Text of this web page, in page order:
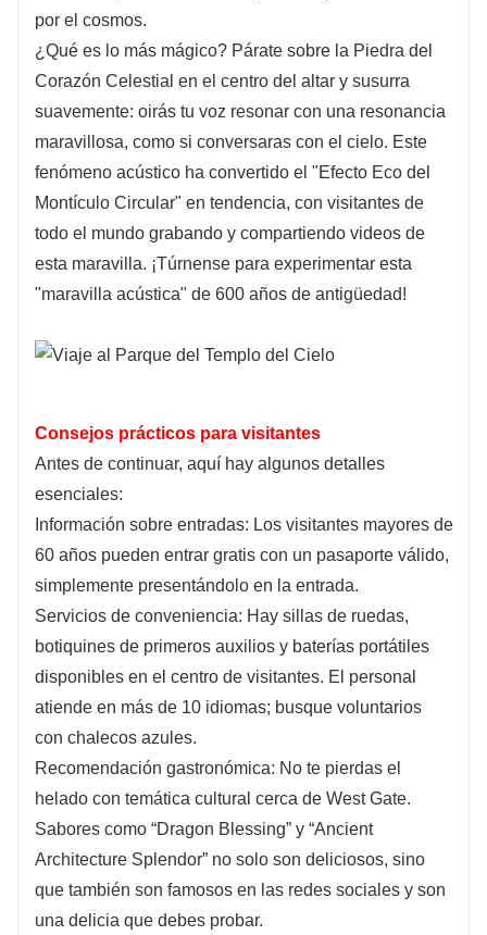
por el cosmos.
¿Qué es lo más mágico? Párate sobre la Piedra del
Corazón Celestial en el centro del altar y susurra
suavemente: oirás tu voz resonar con una resonancia
maravillosa, como si conversaras con el cielo. Este
fenómeno acústico ha convertido el "Efecto Eco del
Montículo Circular" en tendencia, con visitantes de
todo el mundo grabando y compartiendo videos de
esta maravilla. ¡Túrnense para experimentar esta
"maravilla acústica" de 600 años de antigüedad!
Consejos prácticos para visitantes
Antes de continuar, aquí hay algunos detalles
esenciales:
Información sobre entradas: Los visitantes mayores de
60 años pueden entrar gratis con un pasaporte válido,
simplemente presentándolo en la entrada.
Servicios de conveniencia: Hay sillas de ruedas,
botiquines de primeros auxilios y baterías portátiles
disponibles en el centro de visitantes. El personal
atiende en más de 10 idiomas; busque voluntarios
con chalecos azules.
Recomendación gastronómica: No te pierdas el
helado con temática cultural cerca de West Gate.
Sabores como “Dragon Blessing” y “Ancient
Architecture Splendor” no solo son deliciosos, sino
que también son famosos en las redes sociales y son
una delicia que debes probar.